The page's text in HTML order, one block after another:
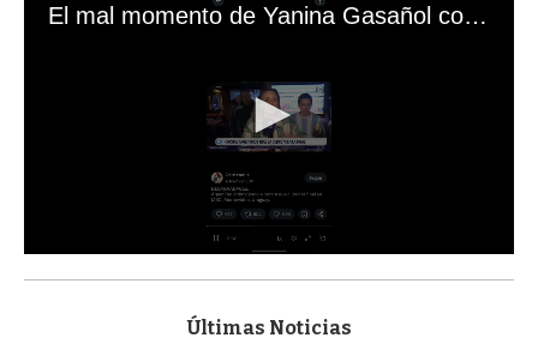
El mal momento de Yanina Gasañol con un hincha argentino en "Subrayado"
s
Últimas Noticias